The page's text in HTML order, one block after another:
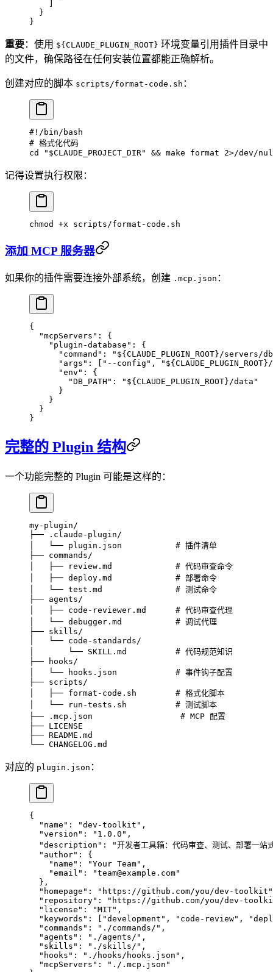
  }
}
重要：使用 ${CLAUDE_PLUGIN_ROOT} 环境变量引用插件目录中
的文件，确保路径在任何安装位置都能正确解析。
创建对应的脚本 scripts/format-code.sh ：
#!/bin/bash
# 格式化代码
cd
" $CLAUDE_PROJECT_DIR" && make format 2>/dev/
记得设置执行权限：
chmod +x scripts/format-code.sh
添加 MCP 服务器
如果你的插件需要连接外部系统，创建 .mcp.json ：
{
  "mcpServers"
: {
    "plugin-database"
: {
      "command"
:
"${CLAUDE_PLUGIN_ROOT}/servers/
      "args"
: [ "--config" ,
      "env"
: {
        "DB_PATH"
:
"${CLAUDE_PLUGIN_ROOT}/data"
      }
    }
  }
}
完整的 Plugin 结构
一个功能完整的 Plugin 可能是这样的：
my-plugin/
├── .claude-plugin/
│   └── plugin.json           # 插件清单
├── commands/
│   ├── review.md             # 代码审查命令
│   ├── deploy.md             # 部署命令
│   └── test.md               # 测试命令
├── agents/
│   ├── code-reviewer.md      # 代码审查代理
│   └── debugger.md           # 调试代理
├── skills/
│   └── code-standards/
│       └── SKILL.md          # 代码规范知识
├── hooks/
│   └── hooks.json            # 事件钩子配置
├── scripts/
│   ├── format-code.sh        # 格式化脚本
│   └── run-tests.sh          # 测试脚本
├── .mcp.json                  # MCP 配置
├── LICENSE
├── README.md
└── CHANGELOG.md
对应的 plugin.json ：
{
  "name"
: "dev-toolkit" ,
  "version"
: "1.0.0" ,
  "description"
:
"开发者工具箱：代码审查、测试、部署一站
  "author"
: {
    "name"
: "Your Team" ,
    "email"
:
"team@example.com"
  },
  "homepage"
:
"https://github.com/you/dev-toolkit"
  "repository"
:
"https://github.com/you/dev-
  "license"
: "MIT" ,
  "keywords"
: [ "development" , "code-review" ,
  "commands"
: "./commands/" ,
  "agents"
: "./agents/" ,
  "skills"
: "./skills/" ,
  "hooks"
: "./hooks/hooks.json" ,
  "mcpServers"
:
"./.mcp.json"